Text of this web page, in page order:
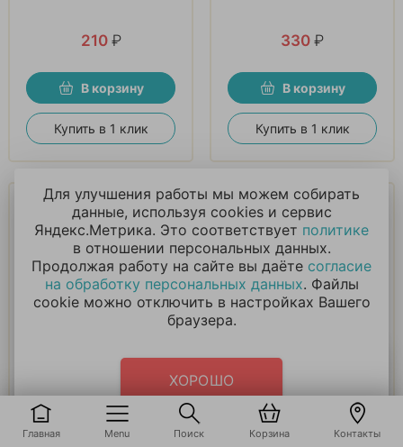
Главная Menu Поиск Корзина Контакты
210 ₽
В корзину
Купить в 1 клик
330 ₽
В корзину
Купить в 1 клик
Свеча в виде
В корзину
Стаканы Лесные
Для улучшения работы мы можем собирать
данные, используя cookies и сервис
Яндекс.Метрика. Это соответствует политике
в отношении персональных данных.
Продолжая работу на сайте вы даёте согласие
на обработку персональных данных. Файлы
cookie можно отключить в настройках Вашего
браузера.
ХОРОШО